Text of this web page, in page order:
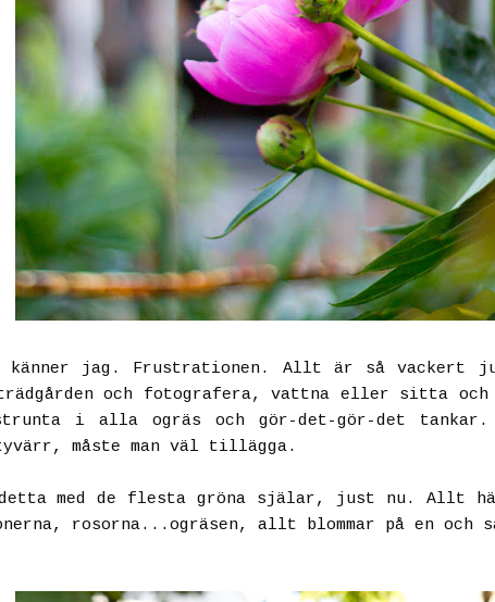
känner jag. Frustrationen. Allt är så
och fotografera, vattna eller sitta och
i alla ogräs och gör-det-gör-det
måste man väl tillägga.
med de flesta gröna själar, just nu. Allt
rosorna...ogräsen, allt blommar på en och